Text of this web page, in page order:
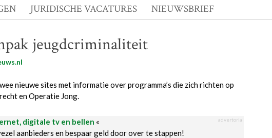
JURIDISCHE VACATURES NIEUWSBRIEF
jeugdcriminaliteit
nieuwe sites met informatie over programma’s die zich richten op
en Operatie Jong.
digitale tv en bellen « advertorial
aanbieders en bespaar geld door over te stappen!